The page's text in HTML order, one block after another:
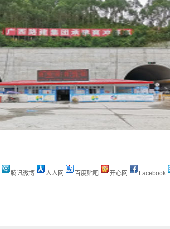
腾讯微博 人人网 百度贴吧 开心网 Facebook